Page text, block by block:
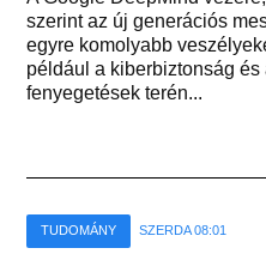
szerint az új generációs
egyre komolyabb
például a kiberbiztonság és
fenyegetések terén...
TUDOMÁNY SZERDA 08:01